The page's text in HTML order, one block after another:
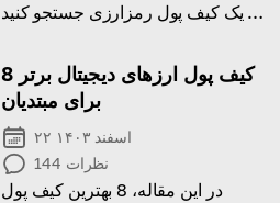
در یک کیف پول رمزارزی جستجو کنید
8 کیف پول ارزهای دیجیتال برتر
برای مبتدیان
۲۲ اسفند ۱۴۰۳
144 نظرات
در این مقاله، 8 بهترین کیف پول